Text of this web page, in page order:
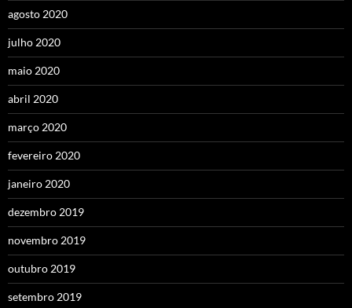
agosto 2020
julho 2020
maio 2020
abril 2020
março 2020
fevereiro 2020
janeiro 2020
dezembro 2019
novembro 2019
outubro 2019
setembro 2019